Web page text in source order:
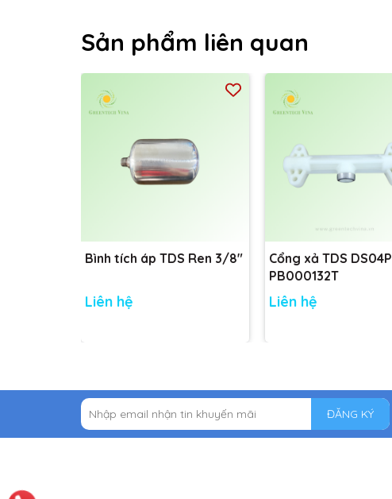
Sản phẩm liên quan
Bình tích áp TDS Ren 3/8"
Liên hệ
Cổng xả TDS DS04P
PB000132T
Liên hệ
ĐĂNG KÝ